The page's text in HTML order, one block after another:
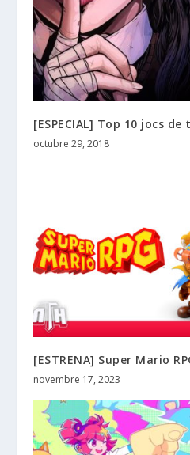
[ESPECIAL] Top 10 jocs
octubre 29, 2018
[ESTRENA] Super Mario
novembre 17, 2023